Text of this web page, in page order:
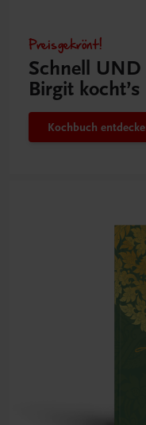
Preisgekrönt!
Schnell UND
Birgit kocht’s
Kochbuch